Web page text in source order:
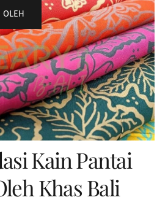
Kain Pantai
Khas Bali
OLEH